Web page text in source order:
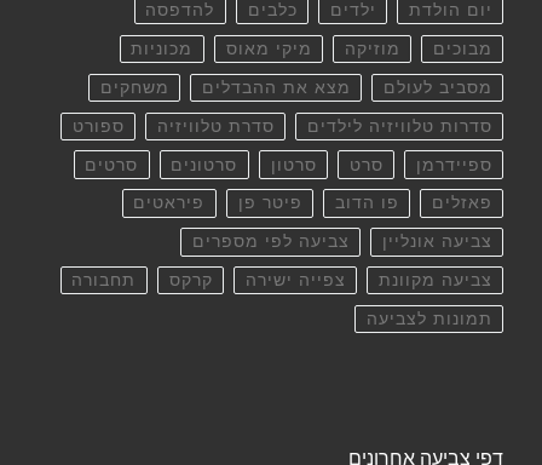
יום הולדת ילדים כלבים להדפסה
מבוכים מוזיקה מיקי מאוס מכוניות
מסביב לעולם מצא את ההבדלים משחקים
סדרות טלוויזיה לילדים סדרת טלוויזיה ספורט
ספיידרמן סרט סרטון סרטונים סרטים
פאזלים פו הדוב פיטר פן פיראטים
צביעה אונליין צביעה לפי מספרים
צביעה מקוונת צפייה ישירה קרקס תחבורה
תמונות לצביעה
דפי צביעה אחרונים